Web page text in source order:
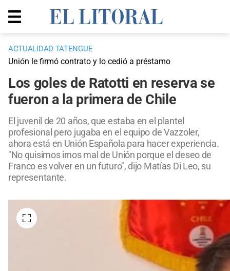
ACTUALIDAD TATENGUE
Unión le firmó contrato y lo cedió a préstamo
Los goles de Ratotti en reserva se
fueron a la primera de Chile
El juvenil de 20 años, que estaba en el plantel
profesional pero jugaba en el equipo de Vazzoler,
ahora está en Unión Española para hacer experiencia.
"No quisimos irnos mal de Unión porque el deseo de
Franco es volver en un futuro", dijo Matías Di Leo, su
representante.